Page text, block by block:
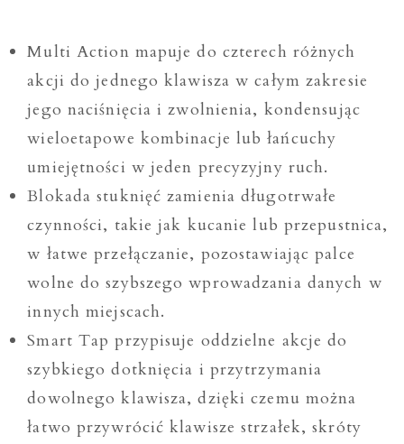
Multi Action mapuje do czterech różnych
akcji do jednego klawisza w całym zakresie
jego naciśnięcia i zwolnienia, kondensując
wieloetapowe kombinacje lub łańcuchy
umiejętności w jeden precyzyjny ruch.
Blokada stuknięć zamienia długotrwałe
czynności, takie jak kucanie lub przepustnica,
w łatwe przełączanie, pozostawiając palce
wolne do szybszego wprowadzania danych w
innych miejscach.
Smart Tap przypisuje oddzielne akcje do
szybkiego dotknięcia i przytrzymania
dowolnego klawisza, dzięki czemu można
łatwo przywrócić klawisze strzałek, skróty